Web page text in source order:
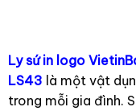
Ly sứ in logo
LS43 là một vật
trong mỗi gia đình.